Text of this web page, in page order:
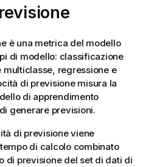
è una metrica del modello
di modello: classificazione
multiclasse, regressionee
di previsione misura la
di apprendimento
generare previsioni.
di previsione viene
di calcolo combinato
di previsione del set di dati di